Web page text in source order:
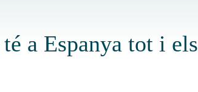
a Espanya tot i els